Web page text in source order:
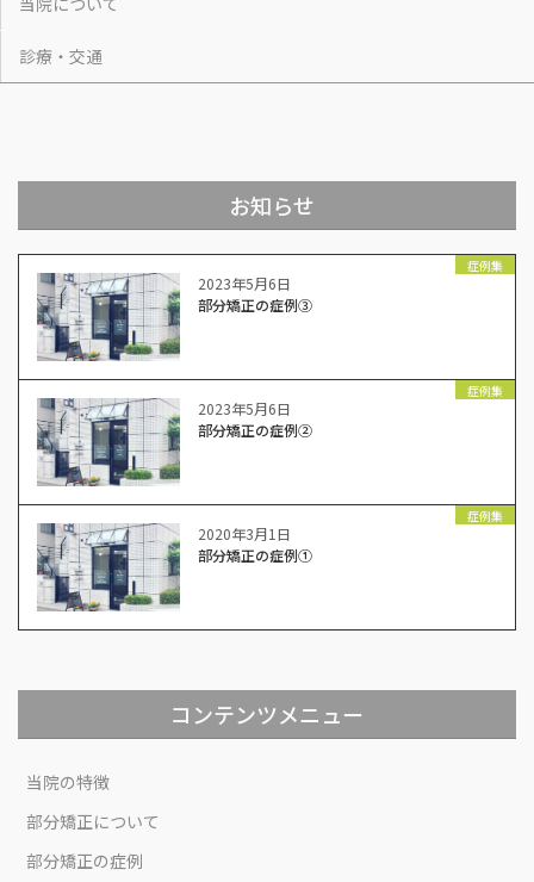
診療・交通
お知らせ
2023年5月6日
症例集
部分矯正の症例③
2023年5月6日
症例集
部分矯正の症例②
2020年3月1日
症例集
部分矯正の症例①
コンテンツメニュー
当院の特徴
部分矯正について
部分矯正の症例